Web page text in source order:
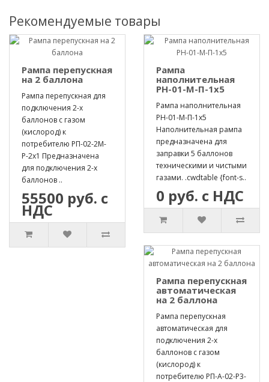
Рекомендуемые товары
Рампа перепускная
на 2 баллона
Рампа перепускная для
подключения 2-х
баллонов с газом
(кислород) к
потребителю РП-02-2М-
Р-2х1 Предназначена
для подключения 2-х
баллонов ..
55500 руб. с
НДС
Рампа
наполнительная
РН-01-М-П-1х5
Рампа наполнительная
РН-01-М-П-1х5
Наполнительная рампа
предназначена для
заправки 5 баллонов
техническими и чистыми
газами. .cwdtable {font-s..
0 руб. с НДС
Рампа перепускная
автоматическая
на 2 баллона
Рампа перепускная
автоматическая для
подключения 2-х
баллонов с газом
(кислород) к
потребителю РП-А-02-Р3-